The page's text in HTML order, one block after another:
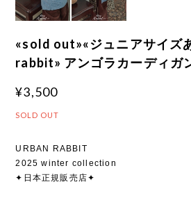
«sold out»«ジュニアサイズ
rabbit» アンゴラカーディガ
¥3,500
SOLD OUT
URBAN RABBIT
2025 winter collection
✦日本正規販売店✦